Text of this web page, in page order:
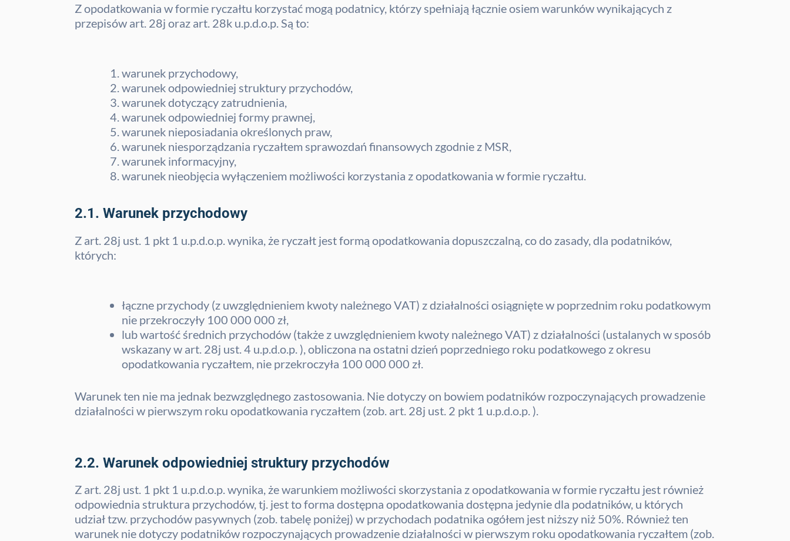
Z opodatkowania w formie ryczałtu korzystać mogą podatnicy, którzy spełniają łącznie osiem warunków wynikających z
przepisów art. 28j oraz art. 28k u.p.d.o.p. Są to:
warunek przychodowy,
warunek odpowiedniej struktury przychodów,
warunek dotyczący zatrudnienia,
warunek odpowiedniej formy prawnej,
warunek nieposiadania określonych praw,
warunek niesporządzania ryczałtem sprawozdań finansowych zgodnie z MSR,
warunek informacyjny,
warunek nieobjęcia wyłączeniem możliwości korzystania z opodatkowania w formie ryczałtu.
2.1. Warunek przychodowy
Z art. 28j ust. 1 pkt 1 u.p.d.o.p. wynika, że ryczałt jest formą opodatkowania dopuszczalną, co do zasady, dla podatników,
których:
łączne przychody (z uwzględnieniem kwoty należnego VAT) z działalności osiągnięte w poprzednim roku podatkowym
nie przekroczyły 100 000 000 zł,
lub wartość średnich przychodów (także z uwzględnieniem kwoty należnego VAT) z działalności (ustalanych w sposób
wskazany w art. 28j ust. 4 u.p.d.o.p. ), obliczona na ostatni dzień poprzedniego roku podatkowego z okresu
opodatkowania ryczałtem, nie przekroczyła 100 000 000 zł.
Warunek ten nie ma jednak bezwzględnego zastosowania. Nie dotyczy on bowiem podatników rozpoczynających prowadzenie
działalności w pierwszym roku opodatkowania ryczałtem (zob. art. 28j ust. 2 pkt 1 u.p.d.o.p. ).
2.2. Warunek odpowiedniej struktury przychodów
Z art. 28j ust. 1 pkt 1 u.p.d.o.p. wynika, że warunkiem możliwości skorzystania z opodatkowania w formie ryczałtu jest również
odpowiednia struktura przychodów, tj. jest to forma dostępna opodatkowania dostępna jedynie dla podatników, u których
udział tzw. przychodów pasywnych (zob. tabelę poniżej) w przychodach podatnika ogółem jest niższy niż 50%. Również ten
warunek nie dotyczy podatników rozpoczynających prowadzenie działalności w pierwszym roku opodatkowania ryczałtem (zob.